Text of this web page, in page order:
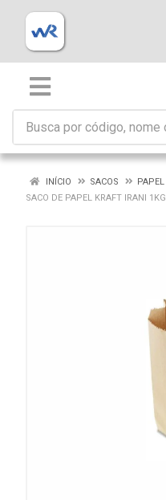
INÍCIO SACOS
PAPEL
SACO DE PAPEL KRAFT IRANI 1KG